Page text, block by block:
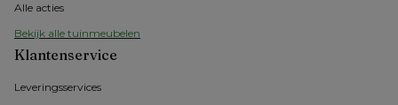
Alle acties
Bekijk alle tuinmeubelen
Klantenservice
Leveringsservices